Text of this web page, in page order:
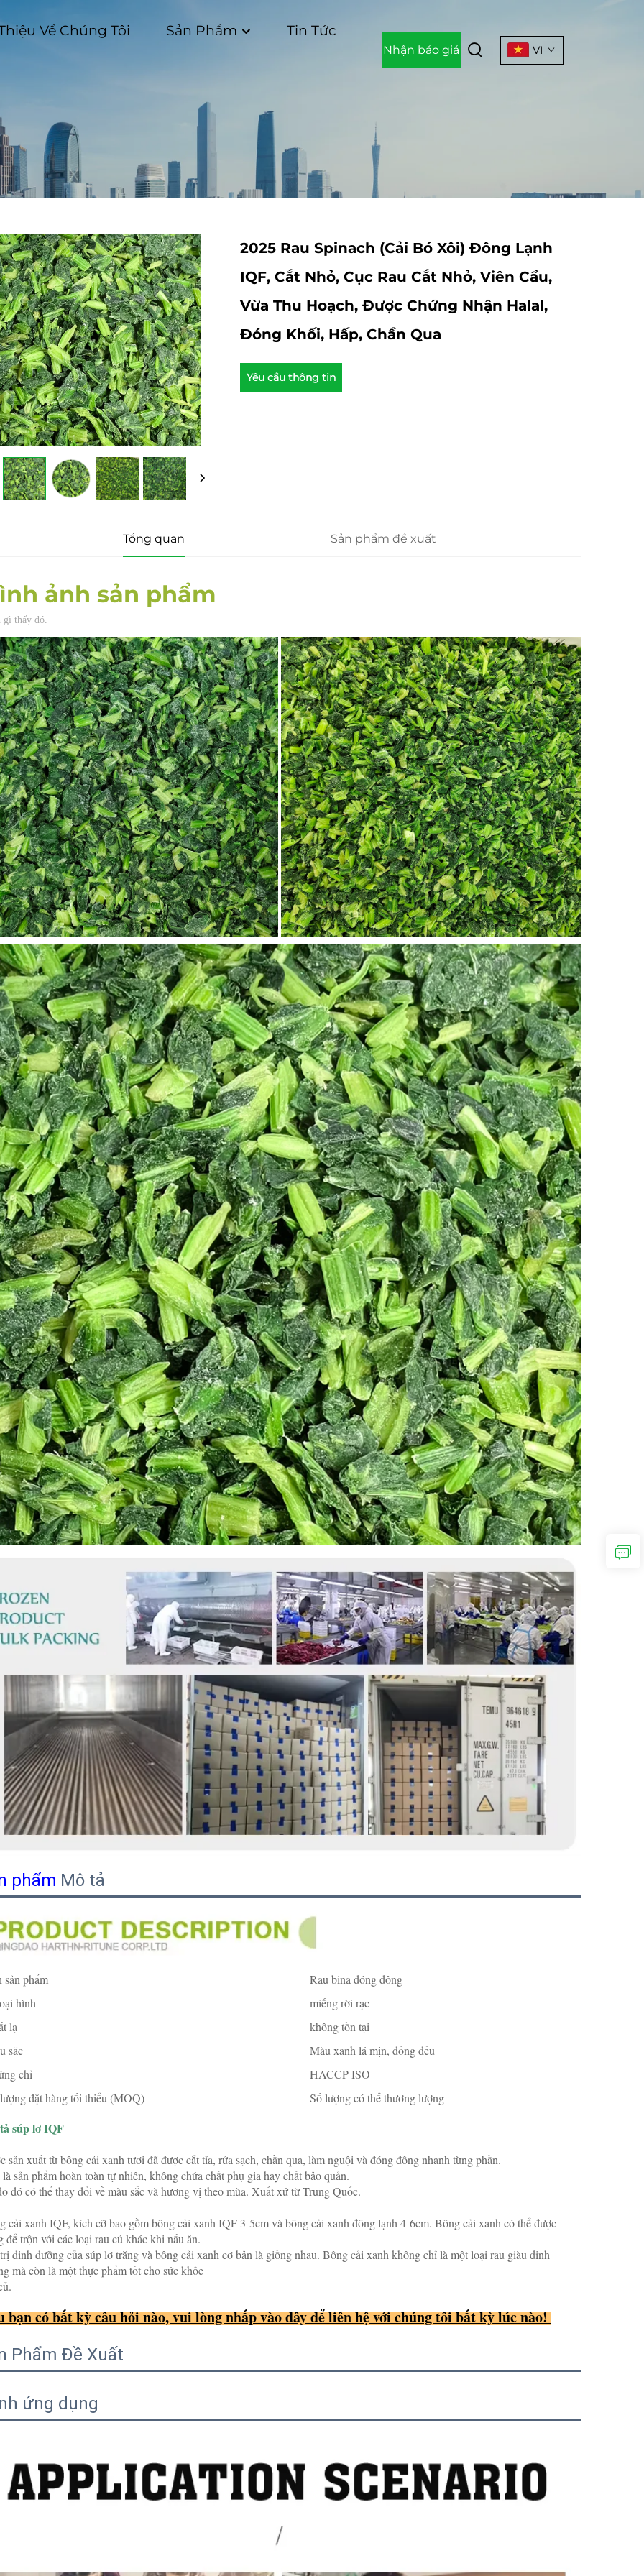
Về Chúng Tôi Sản Phẩm Tin Tức
Nhận báo giá VI
2025 Rau Spinach (Cải Bó Xôi) Đông Lạnh
IQF, Cắt Nhỏ, Cục Rau Cắt Nhỏ, Viên Cầu,
Vừa Thu Hoạch, Được Chứng Nhận Halal,
Đóng Khối, Hấp, Chần Qua
Yêu cầu thông tin
Tổng quan Sản phẩm đề xuất
ảnh sản phẩm
gì thấy đó.
phẩm Mô tả
sản phẩm
Rau bina đóng đông
hình
miếng rời rạc
lạ
không tồn tại
sắc
Màu xanh lá mịn, đồng đều
chỉ
HACCP ISO
đặt hàng tối thiểu (MOQ)
Số lượng có thể thương lượng
súp lơ IQF
sản xuất từ bông cải xanh tươi đã được cắt tỉa, rửa sạch, chần qua, làm nguội và đóng đông nhanh từng phần.
sản phẩm hoàn toàn tự nhiên, không chứa chất phụ gia hay chất bảo quản.
đó có thể thay đổi về màu sắc và hương vị theo mùa. Xuất xứ từ Trung Quốc.
cải xanh IQF, kích cỡ bao gồm bông cải xanh IQF 3-5cm và bông cải xanh đông lạnh 4-6cm. Bông cải xanh có thể được
để trộn với các loại rau củ khác khi nấu ăn.
dinh dưỡng của súp lơ trắng và bông cải xanh cơ bản là giống nhau. Bông cải xanh không chỉ là một loại rau giàu dinh
mà còn là một thực phẩm tốt cho sức khỏe
bạn có bất kỳ câu hỏi nào, vui lòng nhấp vào đây để liên hệ với chúng tôi bất kỳ lúc nào!
Phẩm Đề Xuất
ứng dụng